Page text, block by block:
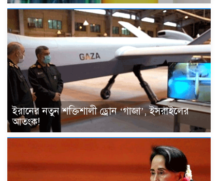
ইরানের নতুন শক্তিশালী ড্রোন ‘গাজা’, ইসরাইলের
আতংক!